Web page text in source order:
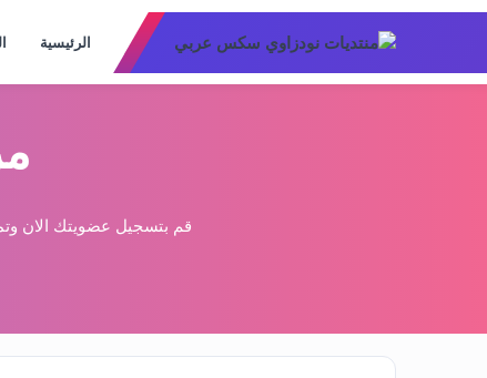
الرئيسية
قم بتسجيل عضويتك الان